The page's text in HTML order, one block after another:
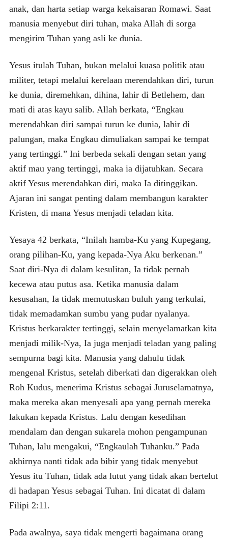
anak, dan harta setiap warga kekaisaran Romawi. Saat
manusia menyebut diri tuhan, maka Allah di sorga
mengirim Tuhan yang asli ke dunia.
Yesus itulah Tuhan, bukan melalui kuasa politik atau
militer, tetapi melalui kerelaan merendahkan diri, turun
ke dunia, diremehkan, dihina, lahir di Betlehem, dan
mati di atas kayu salib. Allah berkata, “Engkau
merendahkan diri sampai turun ke dunia, lahir di
palungan, maka Engkau dimuliakan sampai ke tempat
yang tertinggi.” Ini berbeda sekali dengan setan yang
aktif mau yang tertinggi, maka ia dijatuhkan. Secara
aktif Yesus merendahkan diri, maka Ia ditinggikan.
Ajaran ini sangat penting dalam membangun karakter
Kristen, di mana Yesus menjadi teladan kita.
Yesaya 42 berkata, “Inilah hamba-Ku yang Kupegang,
orang pilihan-Ku, yang kepada-Nya Aku berkenan.”
Saat diri-Nya di dalam kesulitan, Ia tidak pernah
kecewa atau putus asa. Ketika manusia dalam
kesusahan, Ia tidak memutuskan buluh yang terkulai,
tidak memadamkan sumbu yang pudar nyalanya.
Kristus berkarakter tertinggi, selain menyelamatkan kita
menjadi milik-Nya, Ia juga menjadi teladan yang paling
sempurna bagi kita. Manusia yang dahulu tidak
mengenal Kristus, setelah diberkati dan digerakkan oleh
Roh Kudus, menerima Kristus sebagai Juruselamatnya,
maka mereka akan menyesali apa yang pernah mereka
lakukan kepada Kristus. Lalu dengan kesedihan
mendalam dan dengan sukarela mohon pengampunan
Tuhan, lalu mengakui, “Engkaulah Tuhanku.” Pada
akhirnya nanti tidak ada bibir yang tidak menyebut
Yesus itu Tuhan, tidak ada lutut yang tidak akan bertelut
di hadapan Yesus sebagai Tuhan. Ini dicatat di dalam
Filipi 2:11.
Pada awalnya, saya tidak mengerti bagaimana orang